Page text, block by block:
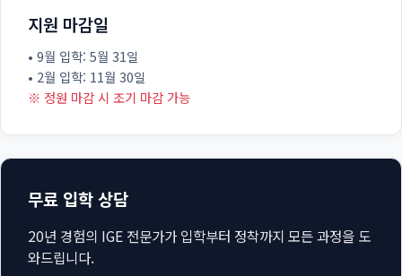
지원 마감일
• 9월 입학: 5월 31일
• 2월 입학: 11월 30일
※ 정원 마감 시 조기 마감 가능
무료 입학 상담
20년 경험의 IGE 전문가가 입학부터 정착까지 모든 과정을 도
와드립니다.